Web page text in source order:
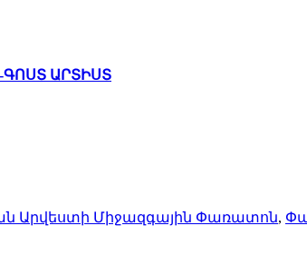
ԳՈՍՏ ԱՐՏԻՍՏ
Արվեստի Միջազգային Փառատոն,